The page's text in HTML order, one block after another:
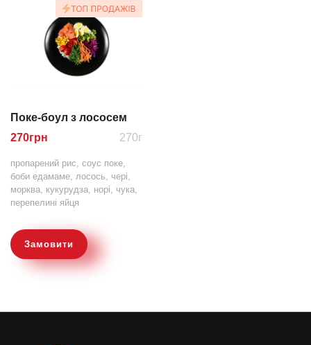
Поке-боул з лососем
270грн 270г
пропарений рис, соус поке,
боби едамаме, лосось, чері,
морква, кукурудза, норі, чука,
перепелині яйця
Замовити